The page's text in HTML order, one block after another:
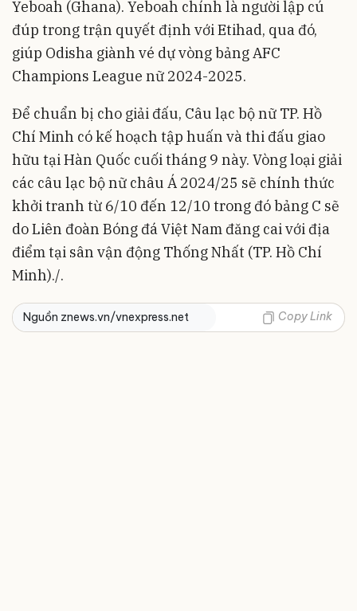
Yeboah (Ghana). Yeboah chính là người lập cú
đúp trong trận quyết định với Etihad, qua đó,
giúp Odisha giành vé dự vòng bảng AFC
Champions League nữ 2024-2025.
Để chuẩn bị cho giải đấu, Câu lạc bộ nữ TP. Hồ
Chí Minh có kế hoạch tập huấn và thi đấu giao
hữu tại Hàn Quốc cuối tháng 9 này. Vòng loại giải
các câu lạc bộ nữ châu Á 2024/25 sẽ chính thức
khởi tranh từ 6/10 đến 12/10 trong đó bảng C sẽ
do Liên đoàn Bóng đá Việt Nam đăng cai với địa
điểm tại sân vận động Thống Nhất (TP. Hồ Chí
Minh)./.
Nguồn znews.vn/vnexpress.net Copy Link